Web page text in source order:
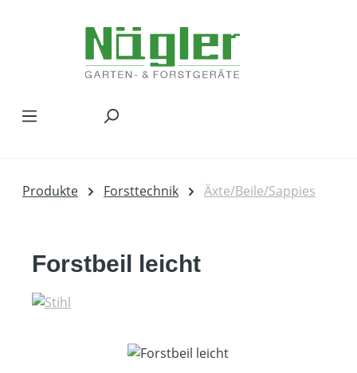
Produkte Forsttechnik Äxte/Beile/Sappies
Forstbeil leicht
Bildergalerie überspringen